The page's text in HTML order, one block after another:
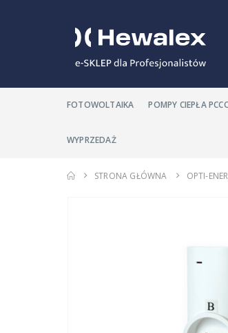
FOTOWOLTAIKA POMPY CIEPŁA
WYPRZEDAŻ
STRONA GŁÓWNA OPTI-